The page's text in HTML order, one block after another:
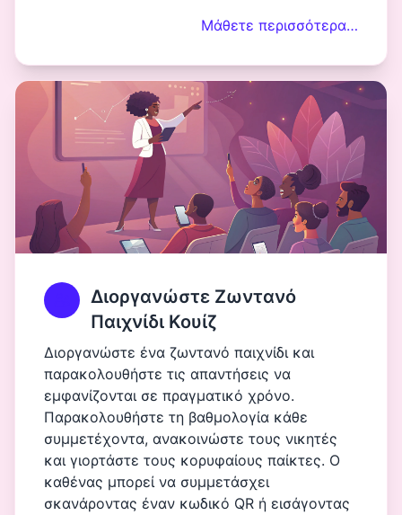
Μάθετε περισσότερα…
Διοργανώστε Ζωντανό
Παιχνίδι Κουίζ
Διοργανώστε ένα ζωντανό παιχνίδι και
παρακολουθήστε τις απαντήσεις να
εμφανίζονται σε πραγματικό χρόνο.
Παρακολουθήστε τη βαθμολογία κάθε
συμμετέχοντα, ανακοινώστε τους νικητές
και γιορτάστε τους κορυφαίους παίκτες. Ο
καθένας μπορεί να συμμετάσχει
σκανάροντας έναν κωδικό QR ή εισάγοντας